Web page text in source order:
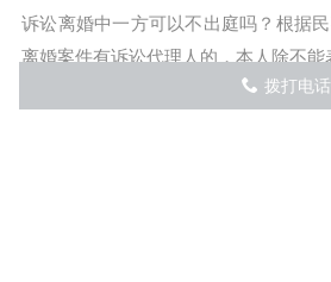
诉讼离婚中一方可以不出庭吗？根据
离婚案件有诉讼代理人的，本人除不
󦅁 拨打电话